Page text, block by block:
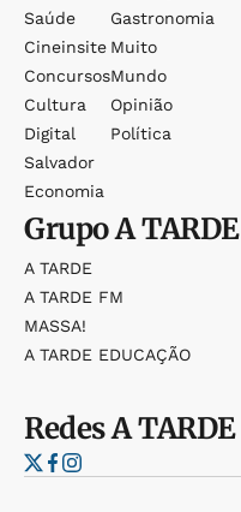
Saúde
Cineinsite
Concursos
Cultura
Digital
Salvador
Economia
Gastronomia
Muito
Mundo
Opinião
Política
GrupoA TARDE
A TARDE
A TARDE FM
MASSA!
A TARDE EDUCAÇÃO
RedesA TARDE